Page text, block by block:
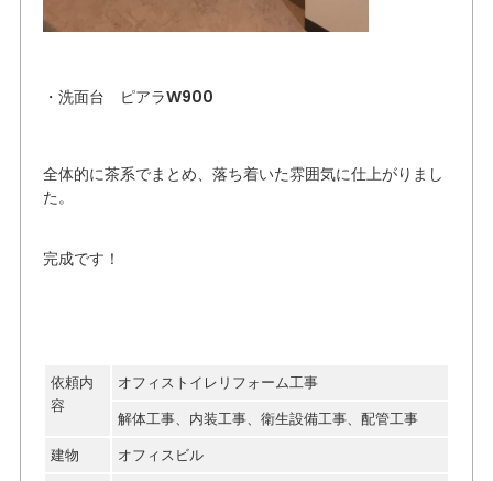
・洗面台 ピアラW900
全体的に茶系でまとめ、落ち着いた雰囲気に仕上がりまし
た。
完成です！
依頼内
容
オフィストイレリフォーム工事
解体工事、内装工事、衛生設備工事、配管工事
建物
オフィスビル